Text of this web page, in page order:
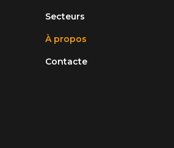
Secteurs
À propos
Contacte